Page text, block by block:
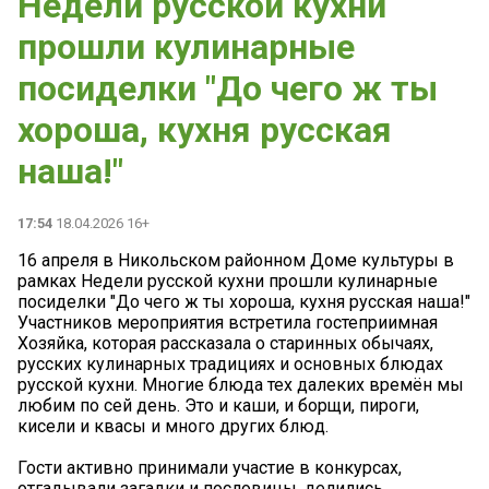
прошли кулинарные
посиделки "До чего ж ты
хороша, кухня русская
наша!"
17:54 18.04.2026 16+
16 апреля в Никольском районном Доме культуры в
рамках Недели русской кухни прошли кулинарные
посиделки "До чего ж ты хороша, кухня русская наша!"
Участников мероприятия встретила гостеприимная
Хозяйка, которая рассказала о старинных обычаях,
русских кулинарных традициях и основных блюдах
русской кухни. Многие блюда тех далеких времён мы
любим по сей день. Это и каши, и борщи, пироги,
кисели и квасы и много других блюд.
Гости активно принимали участие в конкурсах,